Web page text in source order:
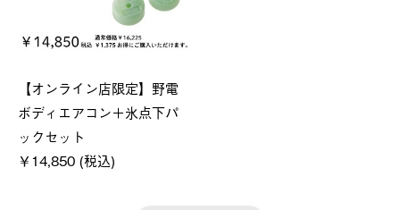
【オンライン店限定】野電
ボディエアコン＋氷点下パ
ックセット
￥14,850 (税込)